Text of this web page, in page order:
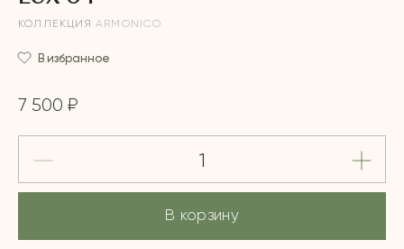
КОЛЛЕКЦИЯ ARMONICO
В избранное
7 500 ₽
В корзину